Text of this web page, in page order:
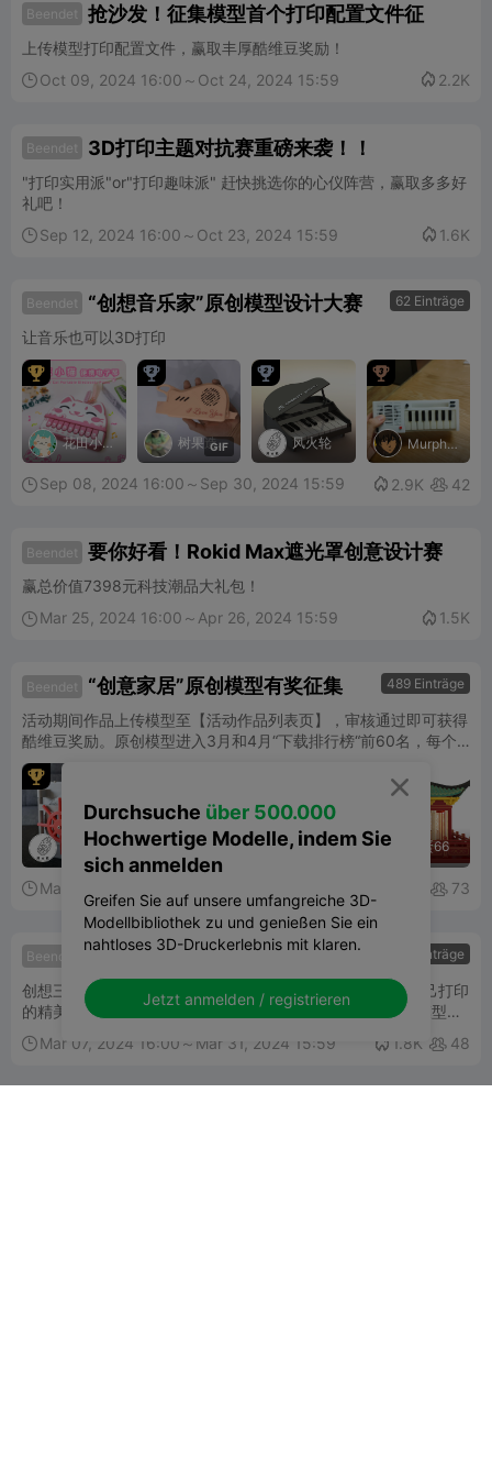
Beendet 抢沙发！征集模型首个打印配置文件征
上传模型打印配置文件，赢取丰厚酷维豆奖励！
 Oct 09, 2024 16:00～Oct 24, 2024 15:59  2.2K
Beendet 3D打印主题对抗赛重磅来袭！！
"打印实用派"or"打印趣味派" 赶快挑选你的心仪阵营，赢取多多好
礼吧！
 Sep 12, 2024 16:00～Oct 23, 2024 15:59  1.6K
62 Einträge
Beendet “创想音乐家”原创模型设计大赛
让音乐也可以3D打印
花田小
猫

GIF
树果造
物

风火轮

Murphy
te

 Sep 08, 2024 16:00～Sep 30, 2024 15:59  2.9K  42
Beendet 要你好看！Rokid Max遮光罩创意设计赛
赢总价值7398元科技潮品大礼包！
 Mar 25, 2024 16:00～Apr 26, 2024 15:59  1.5K
489 Einträge
Beendet “创意家居”原创模型有奖征集
活动期间作品上传模型至【活动作品列表页】，审核通过即可获得
酷维豆奖励。原创模型进入3月和4月“下载排行榜“前60名，每个
模型可获得100元京东卡奖励，每人获奖模型每月上限5个。最佳
作品还可以获得500元京东卡以及官方推广和潜在的商业合作机
会。
风火轮

謎 十二月 蛋蛋66
 Mar 18, 2024 16:00～Apr 19, 2024 15:59  73
232 Einträge
Beendet 展厅入侵计划
创想三维即将迎来10周年庆典, 诚邀各位3D打印创客分享自己打印
的精美模型。 参与活动有机会赢取Ender-3 V3 KE, 入选的模型作
品将会在创想三维展厅以及十周年庆典活动展示。 创想三维展厅
入侵计划活动正式开始,马上参加活动吧。
 Mar 07, 2024 16:00～Mar 31, 2024 15:59  1.8K  48
Durchsuche über 500.000
Hochwertige Modelle, indem Sie
sich anmelden
Greifen Sie auf unsere umfangreiche 3D-
Modellbibliothek zu und genießen Sie ein
nahtloses 3D-Druckerlebnis mit klaren.
Jetzt anmelden / registrieren
